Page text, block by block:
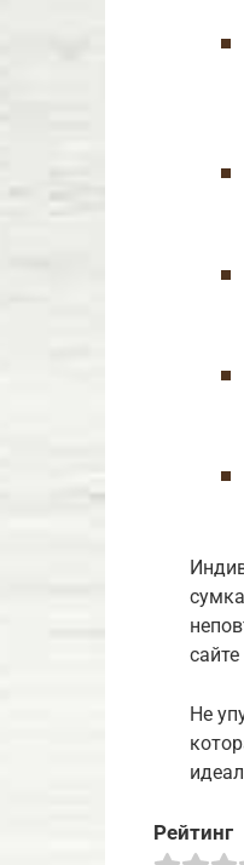
сайте
Не
Рейтинг